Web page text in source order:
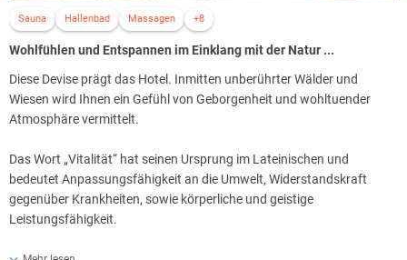
Sauna Hallenbad Massagen +8
Wohlfühlen und Entspannen im Einklang mit der Natur ...
Diese Devise prägt das Hotel. Inmitten unberührter Wälder und
Wiesen wird Ihnen ein Gefühl von Geborgenheit und wohltuender
Atmosphäre vermittelt.
Das Wort „Vitalität“ hat seinen Ursprung im Lateinischen und
bedeutet Anpassungsfähigkeit an die Umwelt, Widerstandskraft
gegenüber Krankheiten, sowie körperliche und geistige
Leistungsfähigkeit.